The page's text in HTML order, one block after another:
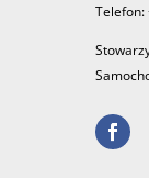
Telefon: